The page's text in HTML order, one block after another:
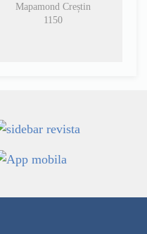
Mapamond Creștin
1150